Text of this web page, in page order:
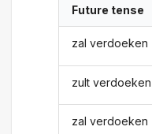
Future tense
zal verdoeken
zult verdoeken
zal verdoeken